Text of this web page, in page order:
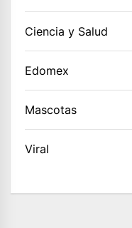
Ciencia y Salud
Edomex
Mascotas
Viral